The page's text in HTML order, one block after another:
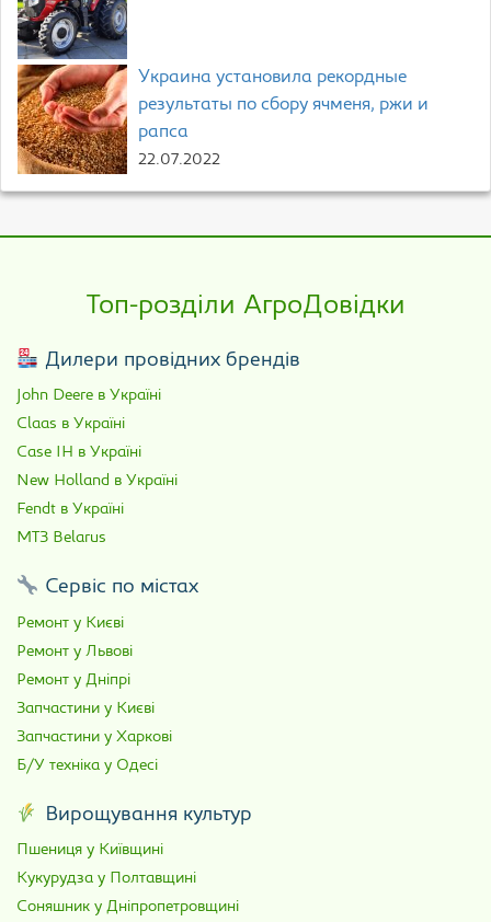
Украина установила рекордные
результаты по сбору ячменя, ржи и
рапса
22.07.2022
Топ-розділи АгроДовідки
Дилери провідних брендів
John Deere в Україні
Claas в Україні
Case IH в Україні
New Holland в Україні
Fendt в Україні
МТЗ Belarus
Сервіс по містах
Ремонт у Києві
Ремонт у Львові
Ремонт у Дніпрі
Запчастини у Києві
Запчастини у Харкові
Б/У техніка у Одесі
Вирощування культур
Пшениця у Київщині
Кукурудза у Полтавщині
Соняшник у Дніпропетровщині